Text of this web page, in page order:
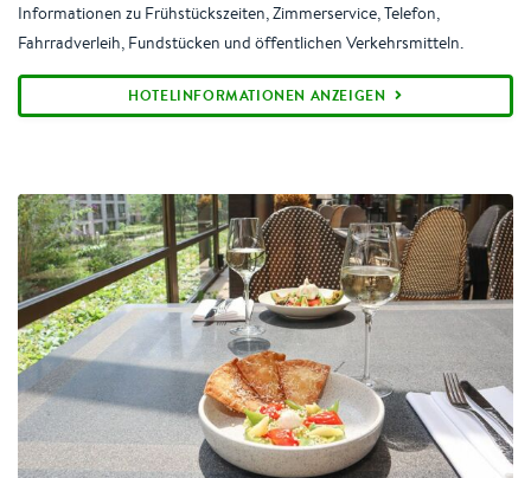
Informationen zu Frühstückszeiten, Zimmerservice, Telefon,
Fahrradverleih, Fundstücken und öffentlichen Verkehrsmitteln.
HOTELINFORMATIONEN ANZEIGEN